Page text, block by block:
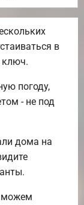
в
ключ.
погоду,
- не под
дома на
можем